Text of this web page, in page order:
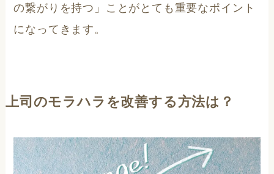
の繋がりを持つ」ことがとても重要なポイント
になってきます。
上司のモラハラを改善する方法は？